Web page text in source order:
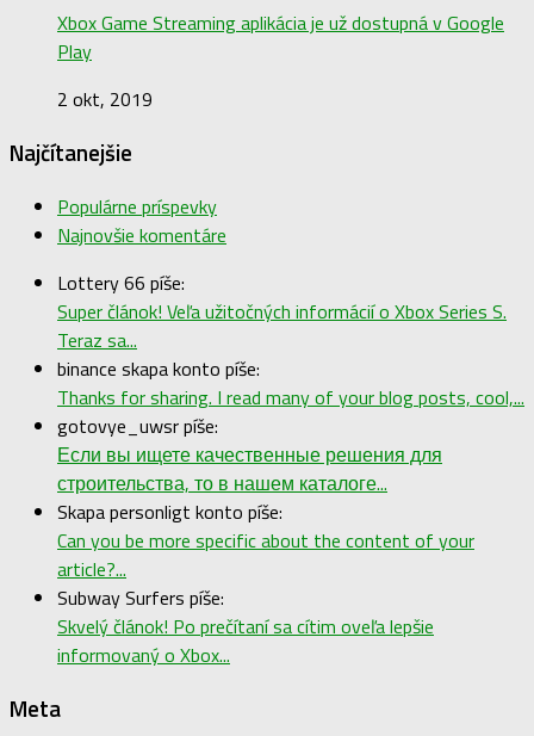
Xbox Game Streaming aplikácia je už dostupná v Google
Play
2 okt, 2019
Najčítanejšie
Populárne príspevky
Najnovšie komentáre
Lottery 66 píše:
Super článok! Veľa užitočných informácií o Xbox Series S.
Teraz sa...
binance skapa konto píše:
Thanks for sharing. I read many of your blog posts, cool,...
gotovye_uwsr píše:
Если вы ищете качественные решения для
строительства, то в нашем каталоге...
Skapa personligt konto píše:
Can you be more specific about the content of your
article?...
Subway Surfers píše:
Skvelý článok! Po prečítaní sa cítim oveľa lepšie
informovaný o Xbox...
Meta